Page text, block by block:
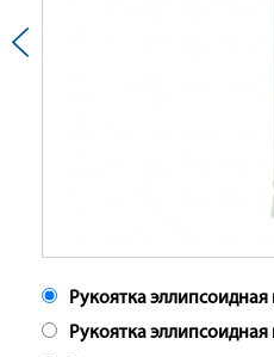
Рукоятка
Рукоятка